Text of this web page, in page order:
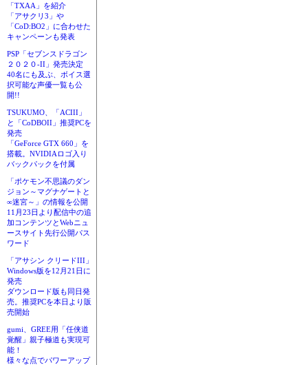
「TXAA」を紹介
「アサクリ3」や
「CoD:BO2」に合わせた
キャンペーンも発表
PSP「セブンスドラゴン
２０２０-II」発売決定
40名にも及ぶ、ボイス選
択可能な声優一覧も公
開!!
TSUKUMO、「ACIII」
と「CoDBOII」推奨PCを
発売
「GeForce GTX 660」を
搭載。NVIDIAロゴ入り
バックパックを付属
「ポケモン不思議のダン
ジョン～マグナゲートと
∞迷宮～」の情報を公開
11月23日より配信中の追
加コンテンツとWebニュ
ースサイト先行公開パス
ワード
「アサシン クリードIII」
Windows版を12月21日に
発売
ダウンロード版も同日発
売。推奨PCを本日より販
売開始
gumi、GREE用「任侠道
覚醒」親子極道も実現可
能！
様々な点でパワーアップ